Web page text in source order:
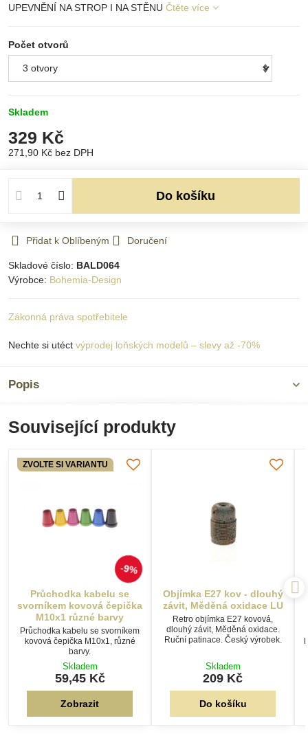
UPEVNĚNÍ NA STROP I NA STĚNU Čtěte více
Počet otvorů
Skladem
329 Kč
271,90 Kč bez DPH
Do košíku
Přidat k Oblíbeným Doručení
Skladové číslo: BALD064
Výrobce: Bohemia-Design
Zákonná práva spotřebitele
Nechte si utéct výprodej loňských modelů – slevy až -70%
Popis
Související produkty
9%
ZVOLTE SI VARIANTU
Průchodka kabelu se
svorníkem kovová čepička
M10x1 různé barvy
Průchodka kabelu se svorníkem
kovová čepička M10x1, různé
barvy.
Skladem
59,45 Kč
Zobrazit
Objímka E27 kov - dlouhý
závit, Měděná oxidace LU
Retro objímka E27 kovová,
dlouhý závit, Měděná oxidace.
Ruční patinace. Český výrobek.
Skladem
209 Kč
Do košíku